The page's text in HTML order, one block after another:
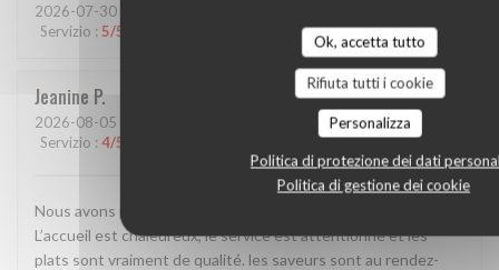
Ok, accetta tutto
Rifiuta tutti i cookie
Personalizza
Politica di protezione dei dati
Politica di gestione dei cookie
2026-07-30
Servizio : 5/5 /5 Qualità / Prezzo:4
Jeanine P
2026-08-05
Servizio : 4/5 Qualità / Prezzo
Nous avons passé un excellent moment dans ce restaurant.
L’accueil est chaleureux, le service est attentionné et les
plats sont vraiment de qualité. les saveurs sont au rendez-